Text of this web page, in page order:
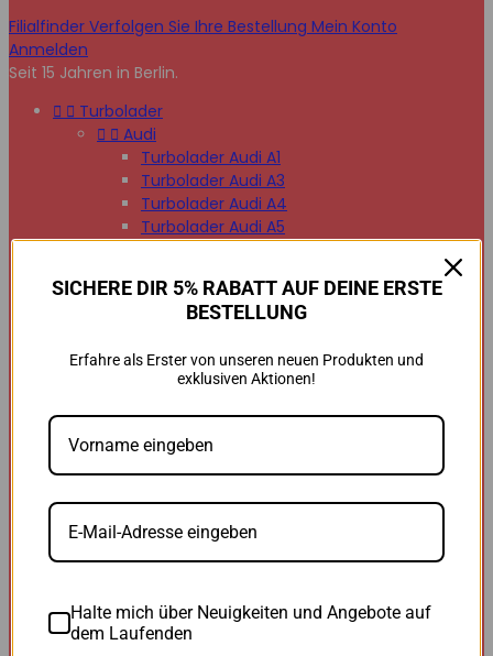
Filialfinder Verfolgen Sie Ihre Bestellung Mein Konto
Anmelden
Seit 15 Jahren in Berlin.
  Turbolader
  Audi
Turbolader Audi A1
Turbolader Audi A3
Turbolader Audi A4
Turbolader Audi A5
Turbolader Audi A8
Turbolader Audi Q2
Turbolader Audi Q5
Turbolader Audi Q7
Turbolader Audi TT
BMW
BMW B47
BMW M47
BMW M57
BMW N47
BMW 118d
BMW 120d
SICHERE DIR 5% RABATT AUF DEINE ERSTE
BESTELLUNG
Erfahre als Erster von unseren neuen Produkten und
exklusiven Aktionen!
Halte mich über Neuigkeiten und Angebote auf
dem Laufenden